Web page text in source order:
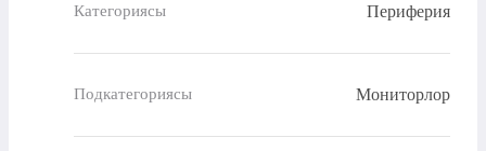
Категориясы Периферия
Подкатегориясы Мониторлор